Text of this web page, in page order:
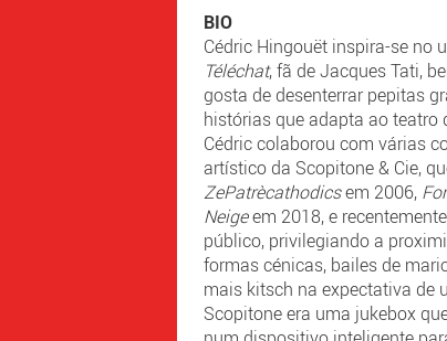
BIO
Cédric Hingouët inspira-se no
Téléchat, fã de Jacques Tati,
gosta de desenterrar pepitas
histórias que adapta ao teatro
Cédric colaborou com várias
artístico da Scopitone & Cie,
ZePatrècathodicsem 2006,
Neigeem 2018, e
público, privilegiando a
formas cénicas, bailes de
mais kitsch na expectativa de
Scopitone era uma jukebox